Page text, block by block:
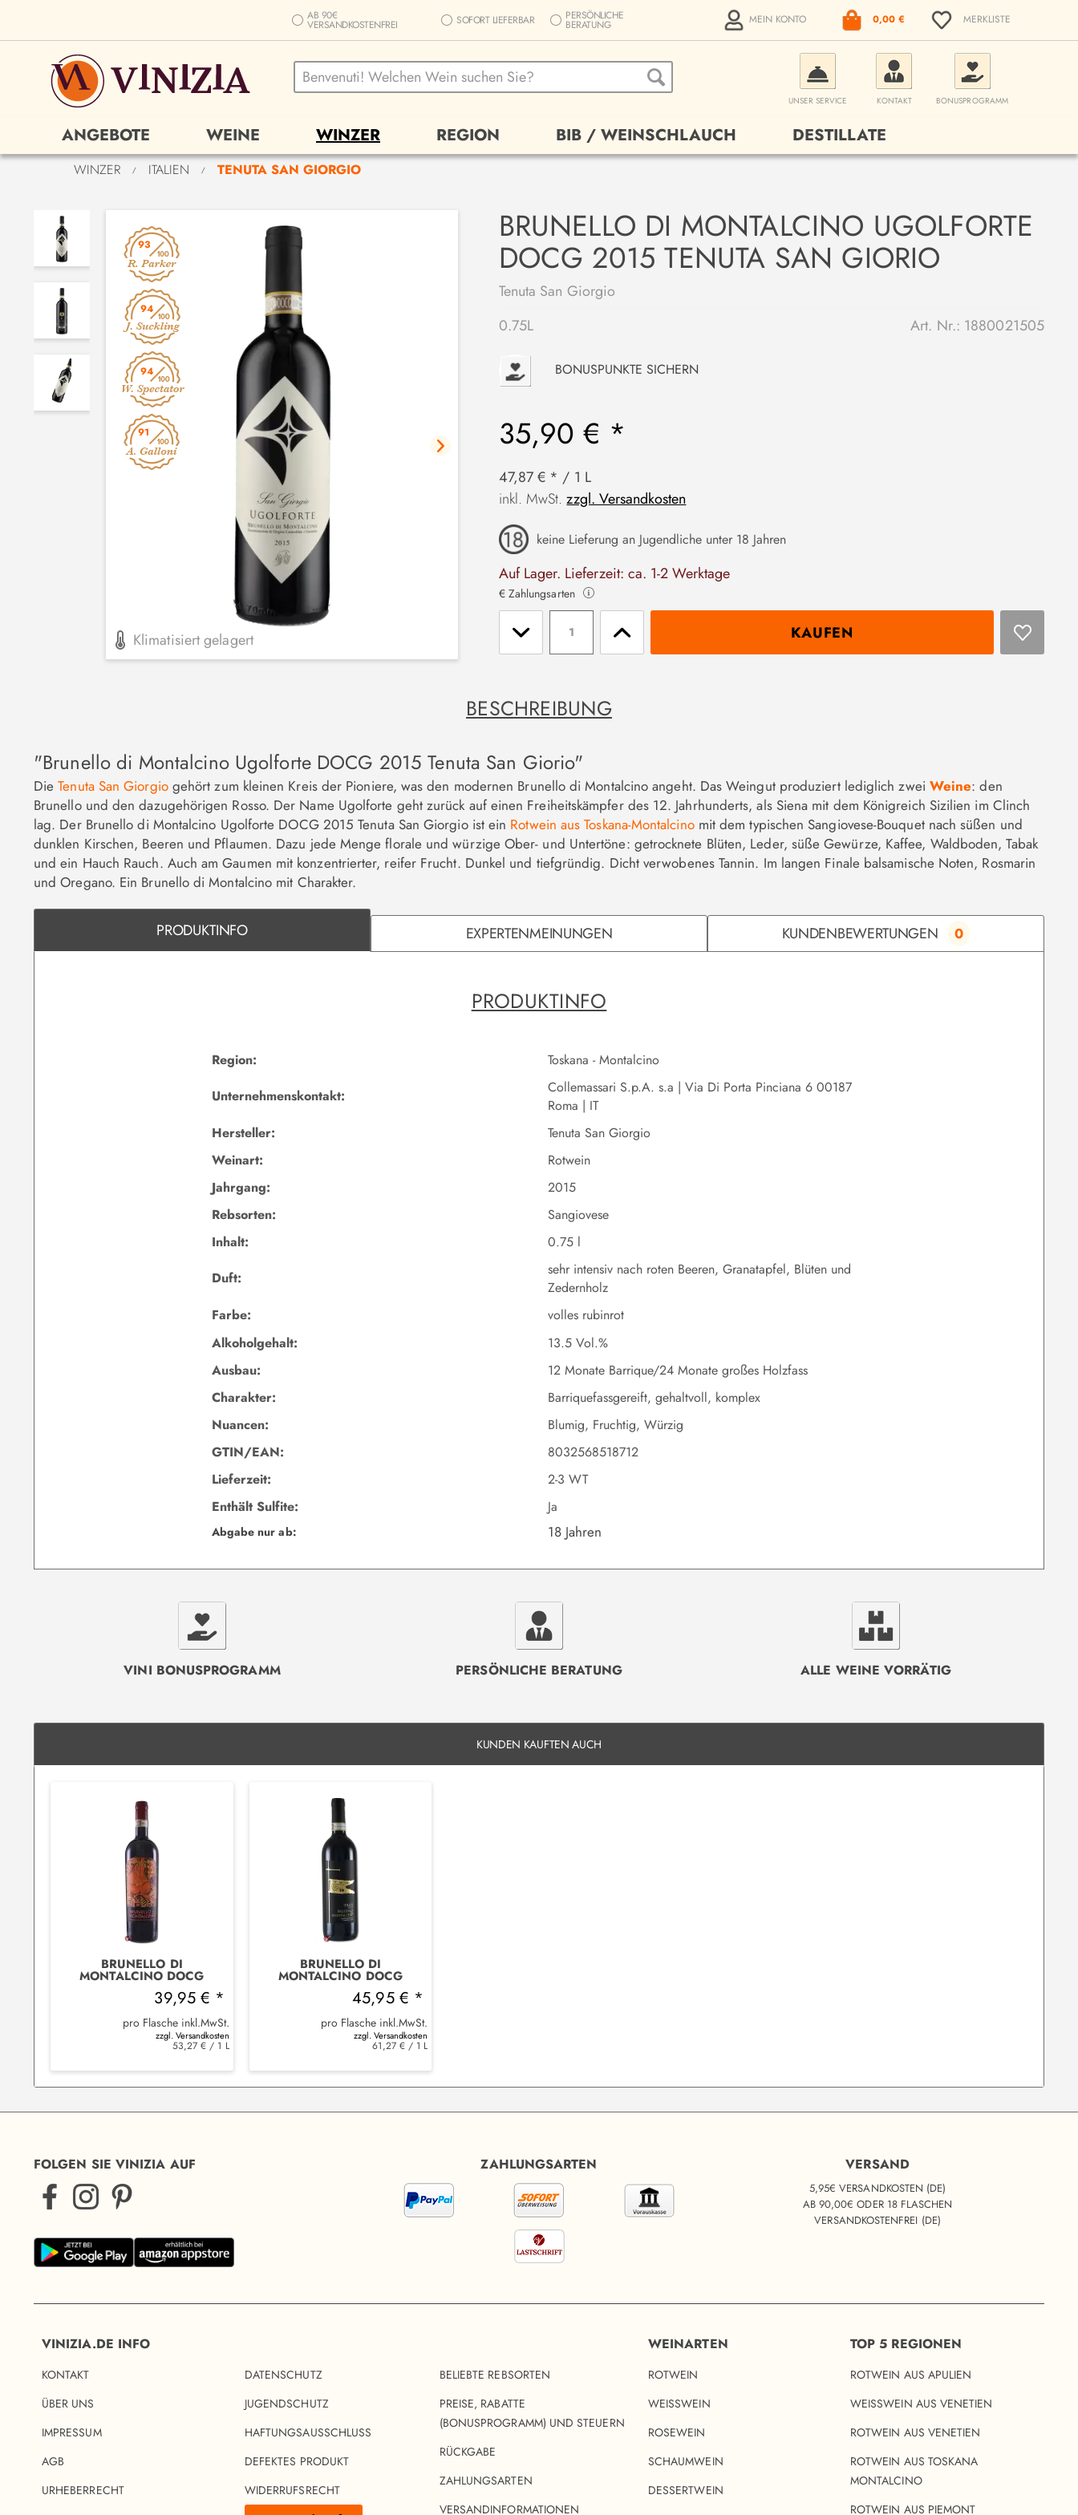
AB 90€
VERSANDKOSTENFREI SOFORT LIEFERBAR PERSÖNLICHE
BERATUNG MEIN KONTO 0,00 € MERKLISTE
UNSER SERVICE KONTAKT BONUSPROGRAMM
ANGEBOTE WEINE WINZER REGION BIB / WEINSCHLAUCH DESTILLATE
WINZER / ITALIEN / TENUTA SAN GIORGIO
93
94
94
91
Klimatisiert gelagert
BRUNELLO DI MONTALCINO UGOLFORTE
DOCG 2015 TENUTA SAN GIORIO
Tenuta San Giorgio
0.75L
Art. Nr.: 1880021505
P BONUSPUNKTE SICHERN
35,90 € *
47,87 € * / 1 L
inkl. MwSt.zzgl. Versandkosten
keine Lieferung an Jugendliche unter 18 Jahren
Auf Lager. Lieferzeit: ca. 1-2 Werktage
€ Zahlungsarten
KAUFEN
BESCHREIBUNG
"Brunello di Montalcino Ugolforte DOCG 2015 Tenuta San Giorio"
DieTenuta San Giorgiogehört zum kleinen Kreis der Pioniere, was den modernen Brunello di Montalcino angeht. Das Weingut produziert lediglich zwei Weine: den
Brunello und den dazugehörigen Rosso. Der Name Ugolforte geht zurück auf einen Freiheitskämpfer des 12. Jahrhunderts, als Siena mit dem Königreich Sizilien im Clinch
lag. Der Brunello di Montalcino Ugolforte DOCG 2015 Tenuta San Giorgio ist ein Rotwein aus Toskana-Montalcinomit dem typischen Sangiovese-Bouquet nach süßen und
dunklen Kirschen, Beeren und Pflaumen. Dazu jede Menge florale und würzige Ober- und Untertöne: getrocknete Blüten, Leder, süße Gewürze, Kaffee, Waldboden, Tabak
und ein Hauch Rauch. Auch am Gaumen mit konzentrierter, reifer Frucht. Dunkel und tiefgründig. Dicht verwobenes Tannin. Im langen Finale balsamische Noten, Rosmarin
und Oregano. Ein Brunello di Montalcino mit Charakter.
PRODUKTINFO EXPERTENMEINUNGEN KUNDENBEWERTUNGEN 0
PRODUKTINFO
Region:
Toskana - Montalcino
Unternehmenskontakt:
Collemassari S.p.A. s.a | Via Di Porta Pinciana 6 00187
Roma | IT
Hersteller:
Tenuta San Giorgio
Weinart:
Rotwein
Jahrgang:
2015
Rebsorten:
Sangiovese
Inhalt:
0.75 l
Duft:
sehr intensiv nach roten Beeren, Granatapfel, Blüten und
Zedernholz
Farbe:
volles rubinrot
Alkoholgehalt:
13.5 Vol.%
Ausbau:
12 Monate Barrique/24 Monate großes Holzfass
Charakter:
Barriquefassgereift, gehaltvoll, komplex
Nuancen:
Blumig, Fruchtig, Würzig
GTIN/EAN:
8032568518712
Lieferzeit:
2-3 WT
Enthält Sulfite:
Ja
Abgabe nur ab: 18 Jahren
VINI BONUSPROGRAMM PERSÖNLICHE BERATUNG ALLE WEINE VORRÄTIG
KUNDEN KAUFTEN AUCH
BRUNELLO DI
MONTALCINO DOCG
2012 ROMITORIO
39,95 € *
pro Flasche inkl.MwSt.
zzgl. Versandkosten
53,27 € / 1 L
BRUNELLO DI
MONTALCINO DOCG
2010 TASSI45,95 € *
pro Flasche inkl.MwSt.
zzgl. Versandkosten
61,27 € / 1 L
FOLGEN SIE VINIZIA AUF ZAHLUNGSARTEN VERSAND
5,95€ VERSANDKOSTEN (DE)
AB 90,00€ ODER 18 FLASCHEN
VERSANDKOSTENFREI (DE)
VINIZIA.DE INFO
KONTAKT
ÜBER UNS
IMPRESSUM
AGB
URHEBERRECHT
DATENSCHUTZ
JUGENDSCHUTZ
HAFTUNGSAUSSCHLUSS
DEFEKTES PRODUKT
WIDERRUFSRECHT
BELIEBTE REBSORTEN
PREISE, RABATTE
(BONUSPROGRAMM) UND STEUERN
RÜCKGABE
ZAHLUNGSARTEN
VERSANDINFORMATIONEN
WEINARTEN
ROTWEIN
WEISSWEIN
ROSEWEIN
SCHAUMWEIN
DESSERTWEIN
TOP 5 REGIONEN
ROTWEIN AUS APULIEN
WEISSWEIN AUS VENETIEN
ROTWEIN AUS VENETIEN
ROTWEIN AUS TOSKANA
MONTALCINO
ROTWEIN AUS PIEMONT